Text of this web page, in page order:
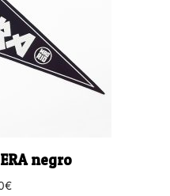
negro
€